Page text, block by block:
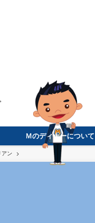
Ｍのディナーについて
アン